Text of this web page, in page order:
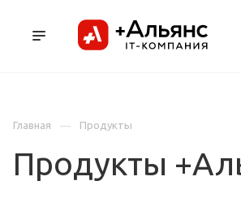
Главная
Продукты
Продукты